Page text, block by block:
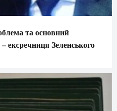
та основний
– ексречниця Зеленського